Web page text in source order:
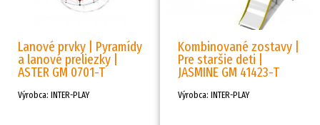
Lanové prvky | Pyramídy
a lanové preliezky |
ASTER GM 0701-T
Výrobca: INTER-PLAY
Kombinované zostavy |
Pre staršie deti |
JASMINE GM 41423-T
Výrobca: INTER-PLAY